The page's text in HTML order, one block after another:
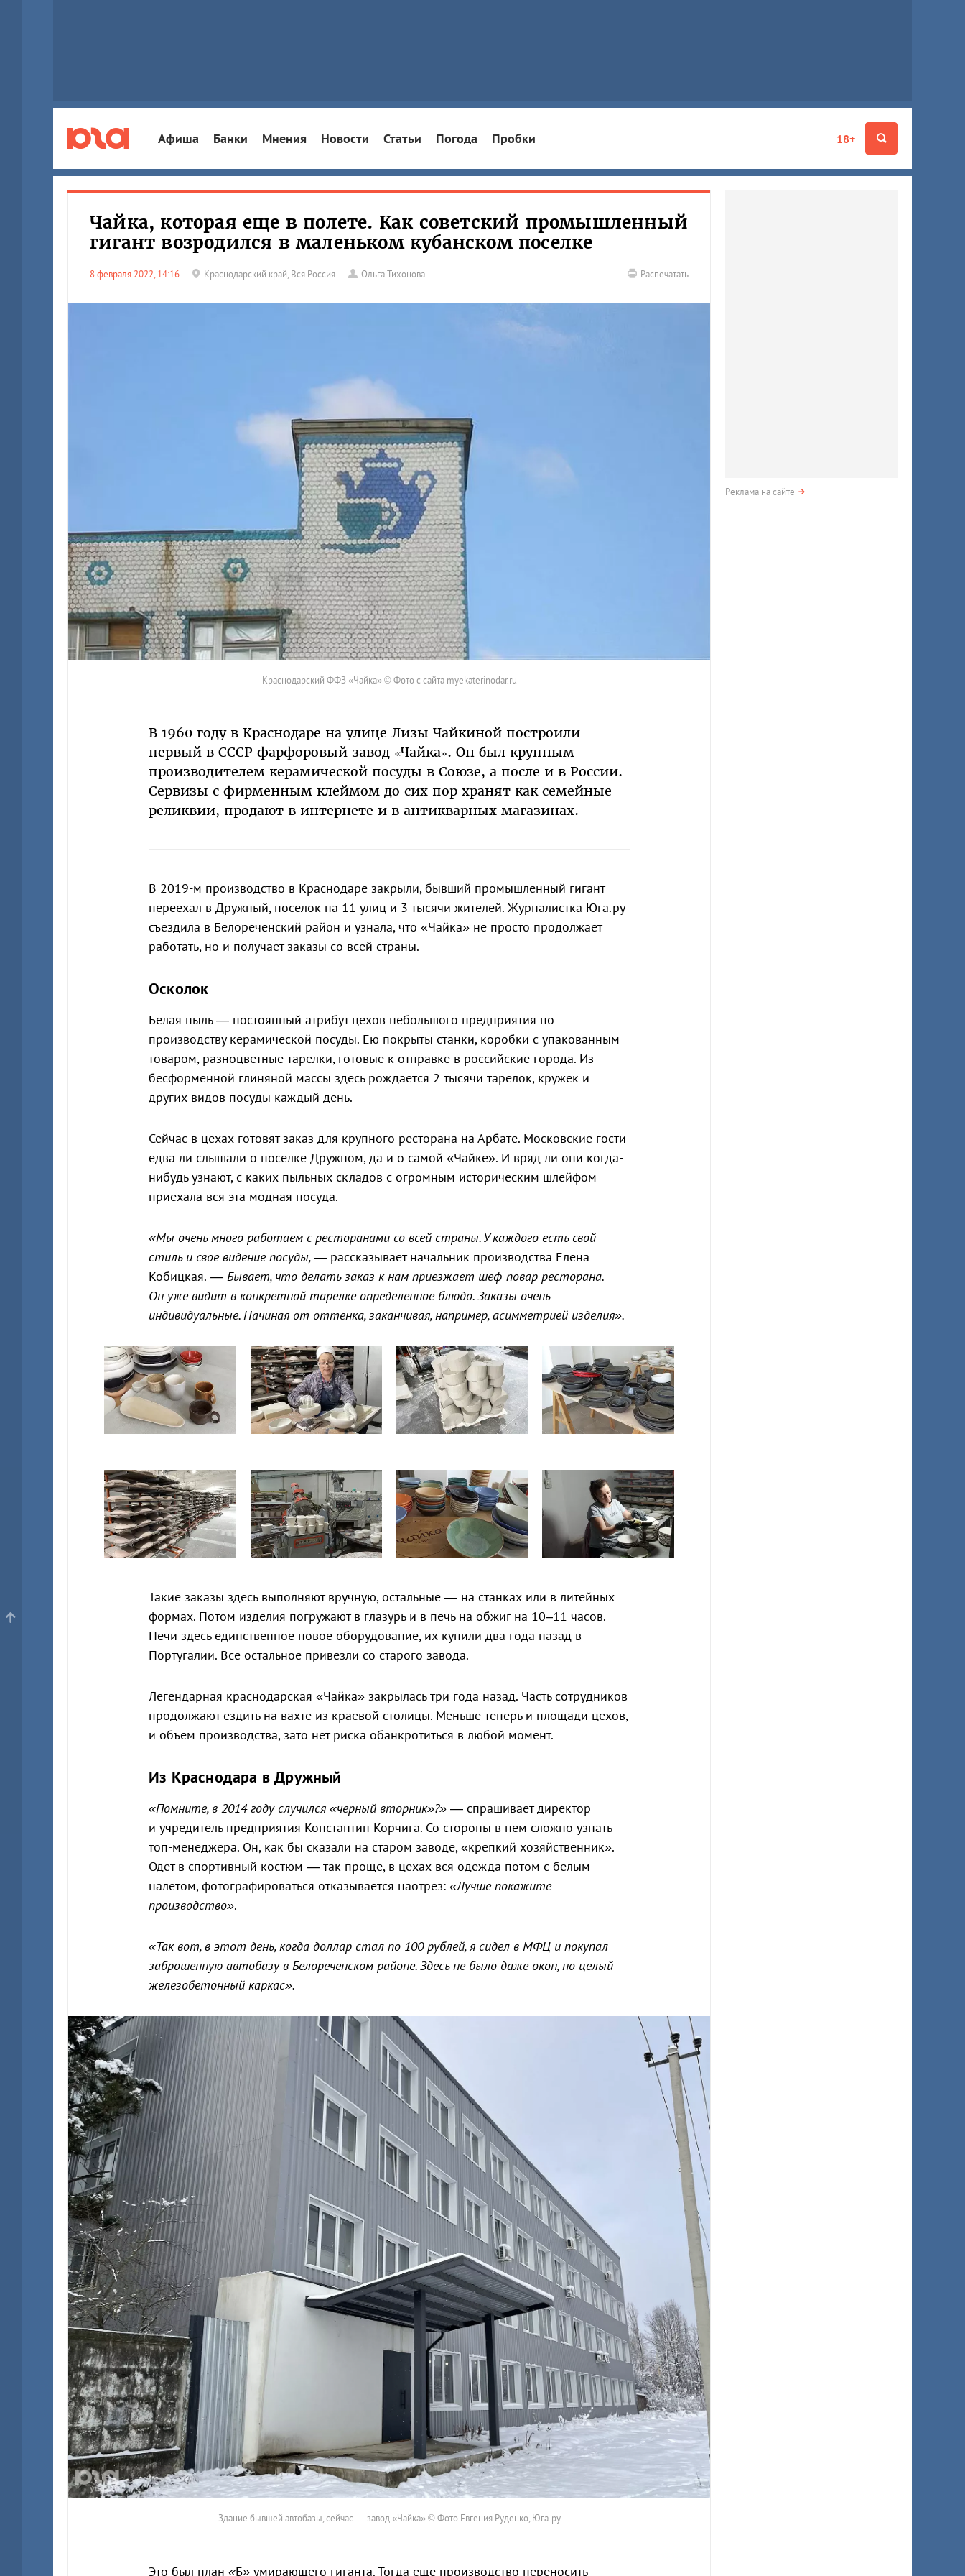
18+
Афиша Банки Мнения Новости Статьи Погода Пробки
Чайка, которая еще в полете. Как советский промышленный
гигант возродился в маленьком кубанском поселке
8 февраля 2022, 14:16 Краснодарский край, Вся Россия Ольга Тихонова Распечатать
Краснодарский ФФЗ «Чайка» © Фото с сайта myekaterinodar.ru
В 1960 году в Краснодаре на улице Лизы Чайкиной построили
первый в СССР фарфоровый завод «Чайка». Он был крупным
производителем керамической посуды в Союзе, а после и в России.
Сервизы с фирменным клеймом до сих пор хранят как семейные
реликвии, продают в интернете и в антикварных магазинах.
В 2019-м производство в Краснодаре закрыли, бывший промышленный гигант
переехал в Дружный, поселок на 11 улиц и 3 тысячи жителей. Журналистка Юга.ру
съездила в Белореченский район и узнала, что «Чайка» не просто продолжает
работать, но и получает заказы со всей страны.
Осколок
Белая пыль — постоянный атрибут цехов небольшого предприятия по
производству керамической посуды. Ею покрыты станки, коробки с упакованным
товаром, разноцветные тарелки, готовые к отправке в российские города. Из
бесформенной глиняной массы здесь рождается 2 тысячи тарелок, кружек и
других видов посуды каждый день.
Сейчас в цехах готовят заказ для крупного ресторана на Арбате. Московские гости
едва ли слышали о поселке Дружном, да и о самой «Чайке». И вряд ли они когда-
нибудь узнают, с каких пыльных складов с огромным историческим шлейфом
приехала вся эта модная посуда.
«Мы очень много работаем с ресторанами со всей страны. У каждого есть свой
стиль и свое видение посуды, — рассказывает начальник производства Елена
Кобицкая. — Бывает, что делать заказ к нам приезжает шеф-повар ресторана.
Он уже видит в конкретной тарелке определенное блюдо. Заказы очень
индивидуальные. Начиная от оттенка, заканчивая, например, асимметрией изделия».
Такие заказы здесь выполняют вручную, остальные — на станках или в литейных
формах. Потом изделия погружают в глазурь и в печь на обжиг на 10–11 часов.
Печи здесь единственное новое оборудование, их купили два года назад в
Португалии. Все остальное привезли со старого завода.
Легендарная краснодарская «Чайка» закрылась три года назад. Часть сотрудников
продолжают ездить на вахте из краевой столицы. Меньше теперь и площади цехов,
и объем производства, зато нет риска обанкротиться в любой момент.
Из Краснодара в Дружный
«Помните, в 2014 году случился «черный вторник»?» — спрашивает директор
и учредитель предприятия Константин Корчига. Со стороны в нем сложно узнать
топ-менеджера. Он, как бы сказали на старом заводе, «крепкий хозяйственник».
Одет в спортивный костюм — так проще, в цехах вся одежда потом с белым
налетом, фотографироваться отказывается наотрез: «Лучше покажите
производство».
«Так вот, в этот день, когда доллар стал по 100 рублей, я сидел в МФЦ и покупал
заброшенную автобазу в Белореченском районе. Здесь не было даже окон, но целый
железобетонный каркас».
Здание бывшей автобазы, сейчас — завод «Чайка» © Фото Евгения Руденко, Юга.ру
Это был план «Б» умирающего гиганта. Тогда еще производство переносить
Реклама на сайте